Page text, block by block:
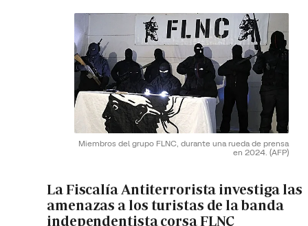
Miembros del grupo FLNC, durante una rueda de prensa
en 2024. (AFP)
La Fiscalía Antiterrorista investiga las
amenazas a los turistas de la banda
independentista corsa FLNC